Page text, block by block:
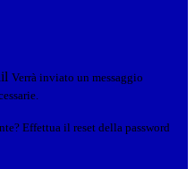
Verrà inviato un messaggio
Effettua il reset della password